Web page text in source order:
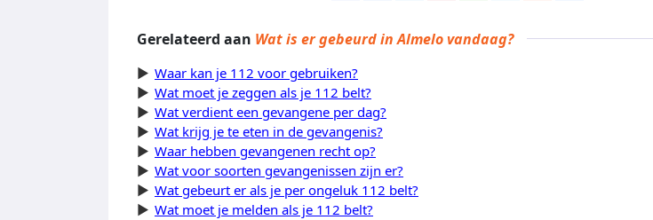
Gerelateerd aan Wat is er gebeurd in Almelo vandaag?
Waar kan je 112 voor gebruiken?
Wat moet je zeggen als je 112 belt?
Wat verdient een gevangene per dag?
Wat krijg je te eten in de gevangenis?
Waar hebben gevangenen recht op?
Wat voor soorten gevangenissen zijn er?
Wat gebeurt er als je per ongeluk 112 belt?
Wat moet je melden als je 112 belt?